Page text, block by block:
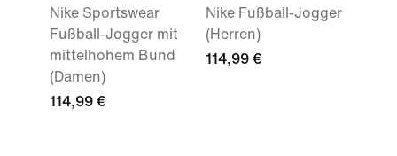
Nike Sportswear
Fußball-Jogger mit
mittelhohem Bund
(Damen)
114,99 €
Nike Fußball-Jogger
(Herren)
114,99 €